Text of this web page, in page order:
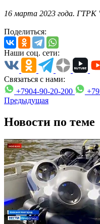
16 марта 2023 года.
Поделиться:
Наши соц. сети:
Связаться с нами:
+7904-90-20-200
Предыдущая
Новости по теме